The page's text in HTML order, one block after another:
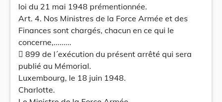
loi du 21 mai 1948 prémentionnée.
Art. 4. Nos Ministres de la Force Armée et des
Finances sont chargés, chacun en ce qui le
concerne,.........
 899 de l´exécution du présent arrêté qui sera
publié au Mémorial.
Luxembourg, le 18 juin 1948.
Charlotte.